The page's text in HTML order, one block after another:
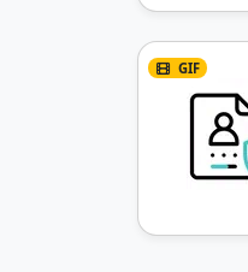
GIF